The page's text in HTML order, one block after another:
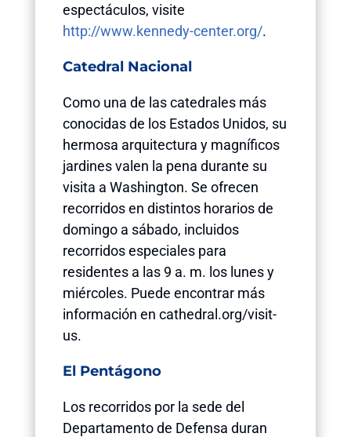
espectáculos, visite
http://www.kennedy-center.org/.
Catedral Nacional
Como una de las catedrales más
conocidas de los Estados Unidos, su
hermosa arquitectura y magníficos
jardines valen la pena durante su
visita a Washington. Se ofrecen
recorridos en distintos horarios de
domingo a sábado, incluidos
recorridos especiales para
residentes a las 9 a. m. los lunes y
miércoles. Puede encontrar más
información en cathedral.org/visit-
us.
El Pentágono
Los recorridos por la sede del
Departamento de Defensa duran